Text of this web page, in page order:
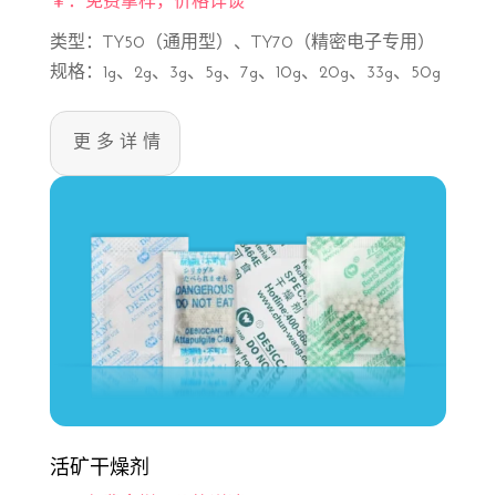
类型：TY50（通用型）、TY70（精密电子专用）
规格：1g、2g、3g、5g、7g、10g、20g、33g、50g
更多详情
活矿干燥剂